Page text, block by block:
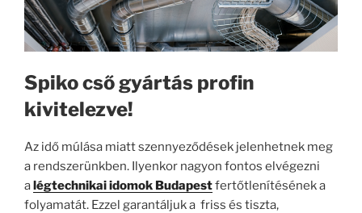
Spiko cső gyártás profin
kivitelezve!
Az idő múlása miatt szennyeződések jelenhetnek meg
a rendszerünkben. Ilyenkor nagyon fontos elvégezni
alégtechnikai idomok Budapestfertőtlenítésének a
folyamatát. Ezzel garantáljuk a friss és tiszta,